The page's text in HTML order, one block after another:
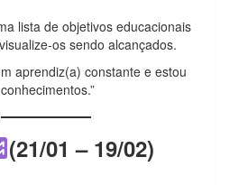
lista de objetivos educacionais
os sendo alcançados.
aprendiz(a) constante e estou
(21/01 – 19/02)